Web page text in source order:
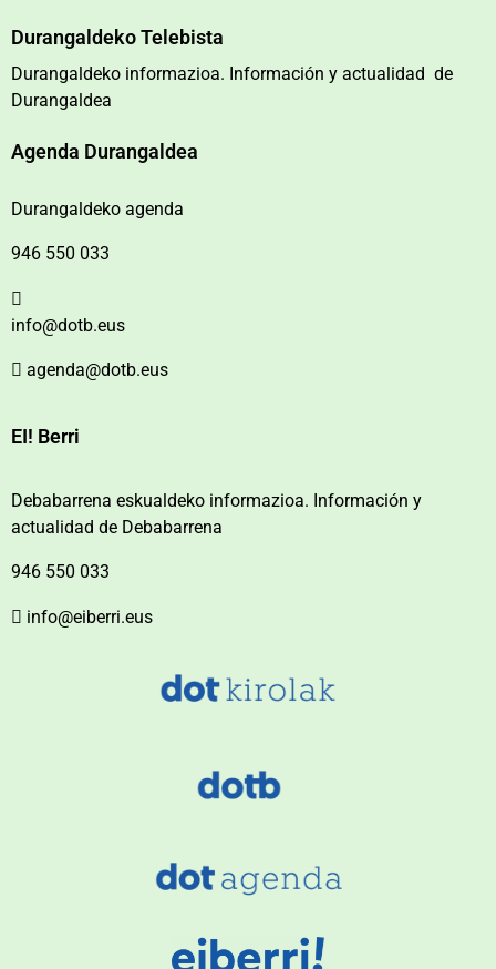
Durangaldeko Telebista
Durangaldeko informazioa. Información y actualidad de
Durangaldea
Agenda Durangaldea
Durangaldeko agenda
946 550 033
info@dotb.eus
agenda@dotb.eus
EI! Berri
Debabarrena eskualdeko informazioa. Información y
actualidad de Debabarrena
946 550 033
info@eiberri.eus